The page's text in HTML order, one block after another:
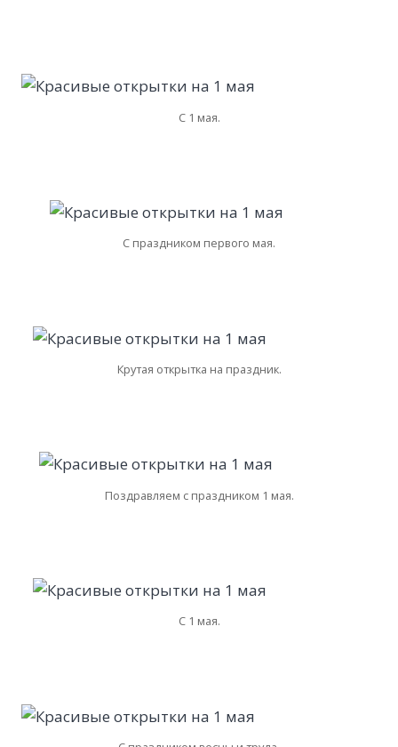
С 1 мая.
С праздником первого мая.
Крутая открытка на праздник.
Поздравляем с праздником 1 мая.
С 1 мая.